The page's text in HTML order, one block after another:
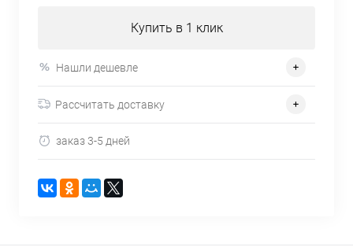
Купить в 1 клик
Нашли дешевле
Рассчитать доставку
заказ 3-5 дней